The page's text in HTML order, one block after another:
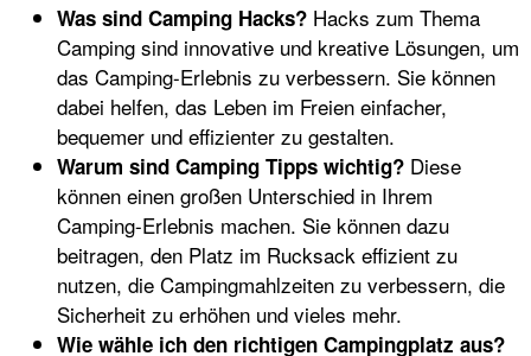
Was sind Camping Hacks? Hacks zum Thema
Camping sind innovative und kreative Lösungen, um
das Camping-Erlebnis zu verbessern. Sie können
dabei helfen, das Leben im Freien einfacher,
bequemer und effizienter zu gestalten.
Warum sind Camping Tipps wichtig? Diese
können einen großen Unterschied in Ihrem
Camping-Erlebnis machen. Sie können dazu
beitragen, den Platz im Rucksack effizient zu
nutzen, die Campingmahlzeiten zu verbessern, die
Sicherheit zu erhöhen und vieles mehr.
Wie wähle ich den richtigen Campingplatz aus?